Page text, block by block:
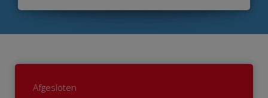
Afgesloten